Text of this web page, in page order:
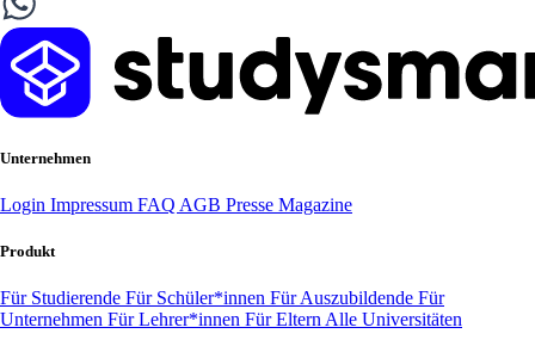
Unternehmen
Login Impressum FAQ AGB Presse Magazine
Produkt
Für Studierende Für Schüler*innen Für Auszubildende Für
Unternehmen Für Lehrer*innen Für Eltern Alle Universitäten